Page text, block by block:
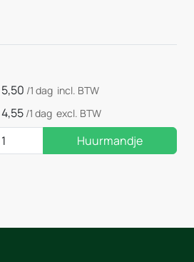
5,50 /1 dag incl. BTW
4,55 /1 dag excl. BTW
Huurmandje